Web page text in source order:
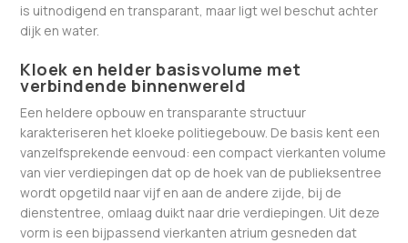
is uitnodigend en transparant, maar ligt wel beschut achter
dijk en water.
Kloek en helder basisvolume met
verbindende binnenwereld
Een heldere opbouw en transparante structuur
karakteriseren het kloeke politiegebouw. De basis kent een
vanzelfsprekende eenvoud: een compact vierkanten volume
van vier verdiepingen dat op de hoek van de publieksentree
wordt opgetild naar vijf en aan de andere zijde, bij de
dienstentree, omlaag duikt naar drie verdiepingen. Uit deze
vorm is een bijpassend vierkanten atrium gesneden dat